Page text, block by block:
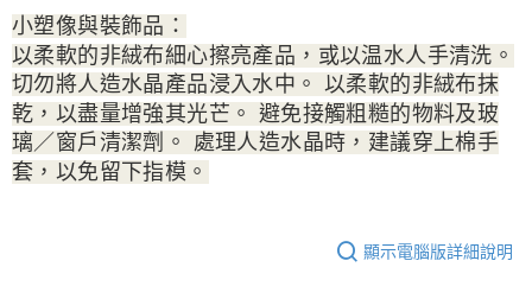
小塑像與裝飾品：
以柔軟的非絨布細心擦亮產品，或以温水人手清洗。
切勿將人造水晶產品浸入水中。 以柔軟的非絨布抹
乾，以盡量增強其光芒。 避免接觸粗糙的物料及玻
璃／窗戶清潔劑。 處理人造水晶時，建議穿上棉手
套，以免留下指模。
顯示電腦版詳細說明